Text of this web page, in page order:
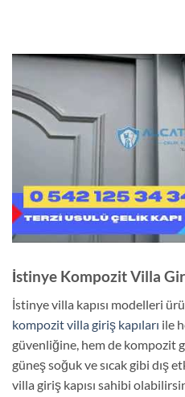
İstinye Kompozit Villa
İstinye villa kapısı modelleri
kompozit villa giriş kapıları ile
güvenliğine, hem de kompozit
güneş soğuk ve sıcak gibi dış
villa giriş kapısı sahibi